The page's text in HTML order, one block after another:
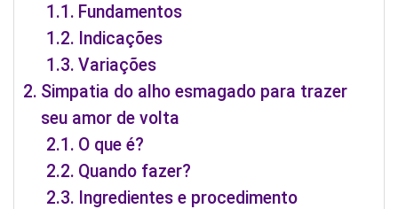
Fundamentos
Indicações
Variações
Simpatia do alho esmagado para trazer
seu amor de volta
O que é?
Quando fazer?
Ingredientes e procedimento